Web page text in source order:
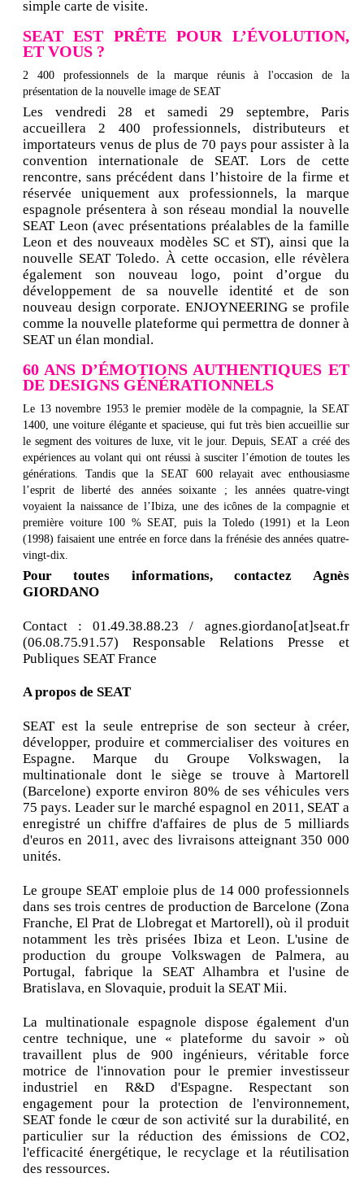
simple carte de visite.
SEAT EST PRÊTE POUR L’ÉVOLUTION,
ET VOUS ?
2 400 professionnels de la marque réunis à l'occasion de la
présentation de la nouvelle image de SEAT
Les vendredi 28 et samedi 29 septembre, Paris
accueillera 2 400 professionnels, distributeurs et
importateurs venus de plus de 70 pays pour assister à la
convention internationale de SEAT. Lors de cette
rencontre, sans précédent dans l’histoire de la firme et
réservée uniquement aux professionnels, la marque
espagnole présentera à son réseau mondial la nouvelle
SEAT Leon (avec présentations préalables de la famille
Leon et des nouveaux modèles SC et ST), ainsi que la
nouvelle SEAT Toledo. À cette occasion, elle révèlera
également son nouveau logo, point d’orgue du
développement de sa nouvelle identité et de son
nouveau design corporate. ENJOYNEERING se profile
comme la nouvelle plateforme qui permettra de donner à
SEAT un élan mondial.
60 ANS D’ÉMOTIONS AUTHENTIQUES ET
DE DESIGNS GÉNÉRATIONNELS
Le 13 novembre 1953 le premier modèle de la compagnie, la SEAT
1400, une voiture élégante et spacieuse, qui fut très bien accueillie sur
le segment des voitures de luxe, vit le jour. Depuis, SEAT a créé des
expériences au volant qui ont réussi à susciter l’émotion de toutes les
générations. Tandis que la SEAT 600 relayait avec enthousiasme
l’esprit de liberté des années soixante ; les années quatre-vingt
voyaient la naissance de l’Ibiza, une des icônes de la compagnie et
première voiture 100 % SEAT, puis la Toledo (1991) et la Leon
(1998) faisaient une entrée en force dans la frénésie des années quatre-
vingt-dix.
Pour toutes informations, contactez Agnès
GIORDANO
Contact : 01.49.38.88.23 / agnes.giordano[at]seat.fr
(06.08.75.91.57) Responsable Relations Presse et
Publiques SEAT France
A propos de SEAT
SEAT est la seule entreprise de son secteur à créer,
développer, produire et commercialiser des voitures en
Espagne. Marque du Groupe Volkswagen, la
multinationale dont le siège se trouve à Martorell
(Barcelone) exporte environ 80% de ses véhicules vers
75 pays. Leader sur le marché espagnol en 2011, SEAT a
enregistré un chiffre d'affaires de plus de 5 milliards
d'euros en 2011, avec des livraisons atteignant 350 000
unités.
Le groupe SEAT emploie plus de 14 000 professionnels
dans ses trois centres de production de Barcelone (Zona
Franche, El Prat de Llobregat et Martorell), où il produit
notamment les très prisées Ibiza et Leon. L'usine de
production du groupe Volkswagen de Palmera, au
Portugal, fabrique la SEAT Alhambra et l'usine de
Bratislava, en Slovaquie, produit la SEAT Mii.
La multinationale espagnole dispose également d'un
centre technique, une « plateforme du savoir » où
travaillent plus de 900 ingénieurs, véritable force
motrice de l'innovation pour le premier investisseur
industriel en R&D d'Espagne. Respectant son
engagement pour la protection de l'environnement,
SEAT fonde le cœur de son activité sur la durabilité, en
particulier sur la réduction des émissions de CO2,
l'efficacité énergétique, le recyclage et la réutilisation
des ressources.